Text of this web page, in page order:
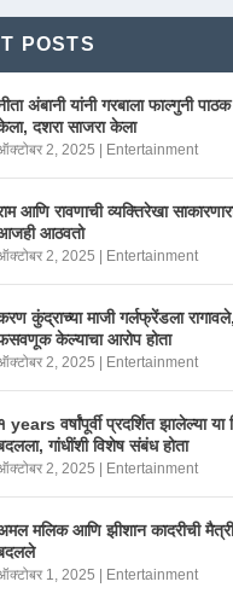
POSTS
अंबानी यांनी गरबाला फाल्गुनी
दशरा साजरा केला
2, 2025 | Entertainment
आणि रावणाची व्यक्तिरेखा
आठवतो
2, 2025 | Entertainment
कुंद्राच्या माजी गर्लफ्रेंडला
केल्याचा आरोप होता
2, 2025 | Entertainment
years वर्षांपूर्वी प्रदर्शित झालेल्या
गांधींशी विशेष संबंध होता
2, 2025 | Entertainment
मलिक आणि झीशान कादरीची
1, 2025 | Entertainment